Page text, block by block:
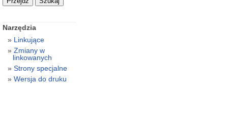
Narzędzia
Linkujące
Zmiany w
linkowanych
Strony specjalne
Wersja do druku